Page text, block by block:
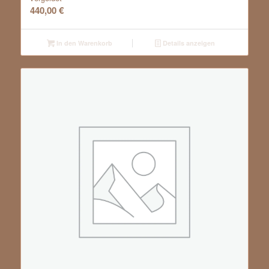
440,00€
In den Warenkorb Details anzeigen